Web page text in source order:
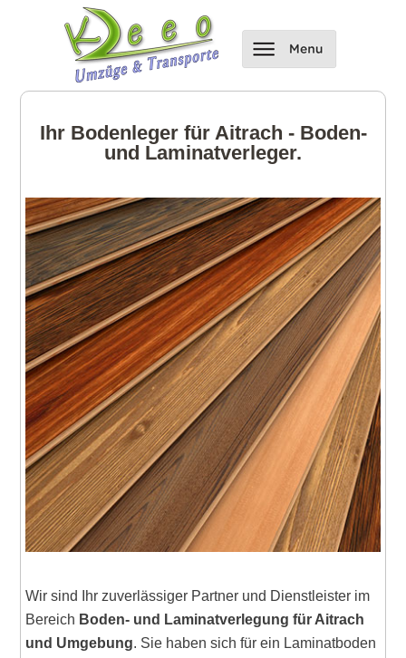
Ihr Bodenleger für Aitrach - Boden-
und Laminatverleger.
Wir sind Ihr zuverlässiger Partner und Dienstleister im
Bereich Boden- und Laminatverlegung für Aitrach
und Umgebung. Sie haben sich für ein Laminatboden